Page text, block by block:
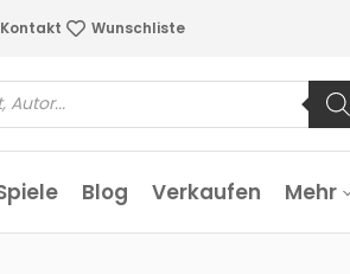
Kontakt Wunschliste
Blog Verkaufen Mehr